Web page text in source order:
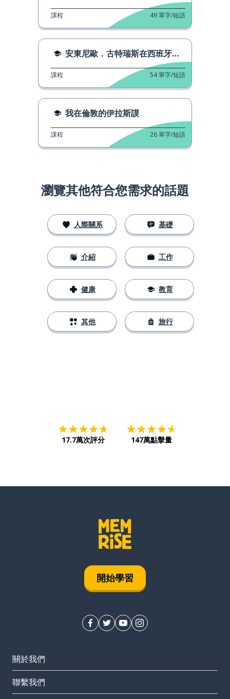
課程 49單字/短語
安東尼歐．古特瑞斯在西班牙语日
課程 54單字/短語
我在倫敦的伊拉斯謨
課程 26單字/短語
瀏覽其他符合您需求的話題
人際關系
介紹
健康
其他
基礎
工作
教育
旅行
17.7萬次評分 147萬點擊量
開始學習
關於我們
聯繫我們